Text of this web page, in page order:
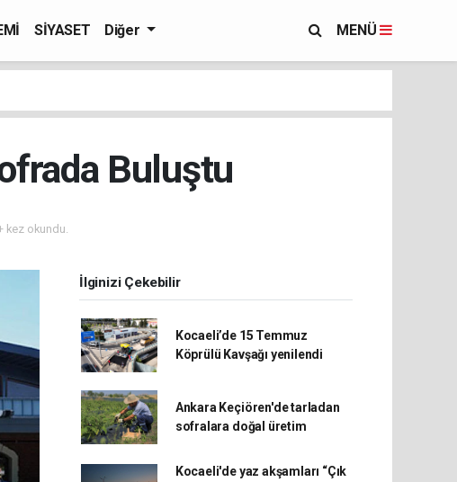
SİYASET Diğer MENÜ
Buluştu
kez okundu.
İlginizi Çekebilir
Kocaeli’de 15 Temmuz
Köprülü Kavşağı yenilendi
Ankara Keçiören'de tarladan
sofralara doğal üretim
Kocaeli'de yaz akşamları “Çık